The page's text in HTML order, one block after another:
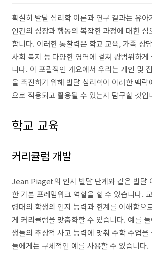
확실히 발달 심리학 이론과 연구 결과는 유아
인간의 성장과 행동의 복잡한 과정에 대한 심
합니다. 이러한 통찰력은 학교 교육, 가족 상
사회 복지 등 다양한 영역에 걸쳐 광범위하게
니다. 이 포괄적인 개요에서 우리는 개인 및
을 촉진하기 위해 발달 심리학이 이러한 맥락
으로 적용되고 활용될 수 있는지 탐구할 것입
학교 교육
커리큘럼 개발
Jean Piaget의 인지 발달 단계와 같은 발달
한 기본 프레임워크 역할을 할 수 있습니다.
령대의 학생의 인지 능력과 한계를 이해함으
게 커리큘럼을 맞춤화할 수 있습니다. 예를
생들의 추상적 사고 능력에 맞춰 수학 수업을
들에게는 구체적인 예를 사용할 수 있습니다.